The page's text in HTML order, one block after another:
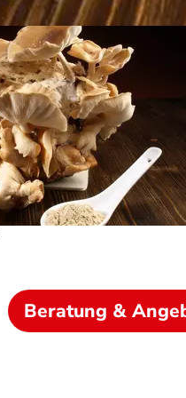
Beratung &